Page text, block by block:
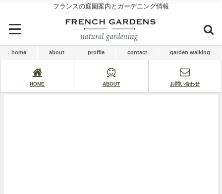
フランスの庭園案内とガーデニング情報
home about profile contact garden walking
HOME ABOUT お問い合わせ